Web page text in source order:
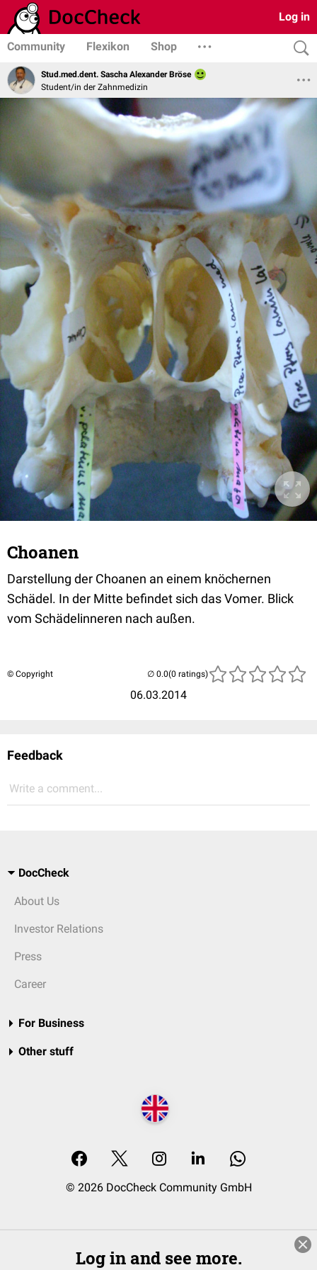
Log in
Community Flexikon Shop
Stud.med.dent. Sascha Alexander Bröse
Student/in der Zahnmedizin
Choanen
Darstellung der Choanen an einem knöchernen
Schädel. In der Mitte befindet sich das Vomer. Blick
vom Schädelinneren nach außen.
© Copyright
06.03.2014
(0 ratings)
Feedback
Write a comment...
DocCheck
About Us
Investor Relations
Press
Career
For Business
Other stuff
© 2026 DocCheck Community GmbH
Log in and see more.